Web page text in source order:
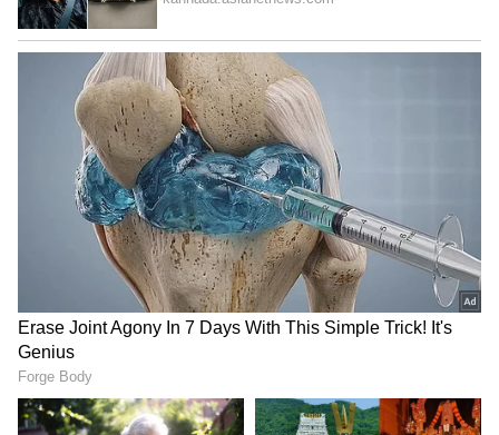
ಮುಖ್ಯಮಂತ್ರಿ ಸಿದ್ದರಾಮಯ್ಯ ಕಾಂಗ್ರೆಸ್ ಪಕ್ಷದ ಪ್ರಚಾರ
ಸಭೆಯನ್ನು ಉದ್ಘಾಟಿಸಿದರು. ಡಿ.ಕೆ.ಶಿವಕುಮಾರ್,.ರಾಜಣ್ಣ,
ಅನುಪಮಾ ಮಹೇಶ್‌ ಇತರರು ಇದ್ದರು.